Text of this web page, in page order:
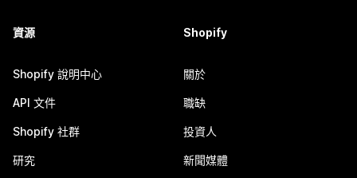
資源
Shopify 說明中心
API 文件
Shopify 社群
研究
Shopify
關於
職缺
投資人
新聞媒體